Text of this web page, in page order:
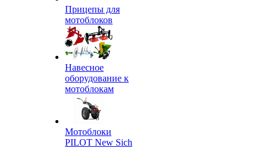
Прицепы для
мотоблоков
Навесное
оборудование к
мотоблокам
Мотоблоки
PILOT New Sich